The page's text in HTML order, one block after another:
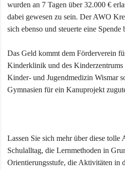
wurden an 7 Tagen über 32.000 €
dabei gewesen zu sein. Der AWO
sich ebenso und steuerte eine Spende
Das Geld kommt dem Förderverein
Kinderklinik und des
Kinder- und Jugendmedizin Wismar
Gymnasien für ein Kanuprojekt
Lassen Sie sich mehr über diese tolle
Schulalltag, die Lernmethoden in
Orientierungsstufe, die Aktivitäten in